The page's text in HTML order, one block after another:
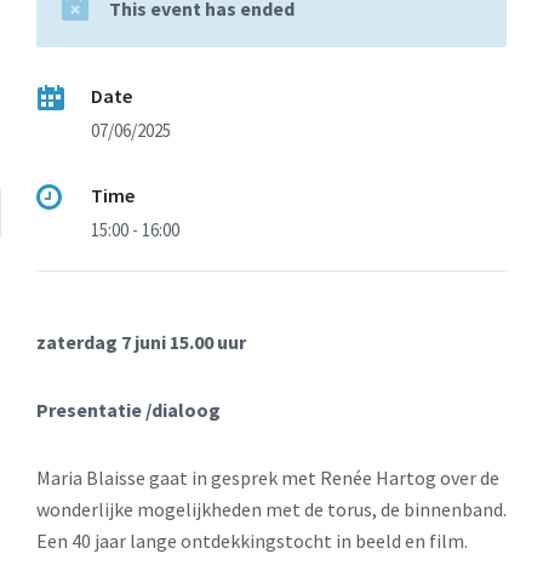
This event has ended
Date
07/06/2025
Time
15:00 - 16:00
zaterdag 7 juni 15.00 uur
Presentatie /dialoog
Maria Blaisse gaat in gesprek met Renée Hartog over de
wonderlijke mogelijkheden met de torus, de binnenband.
Een 40 jaar lange ontdekkingstocht in beeld en film.